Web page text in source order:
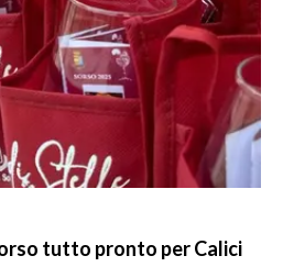
tutto pronto per Calici